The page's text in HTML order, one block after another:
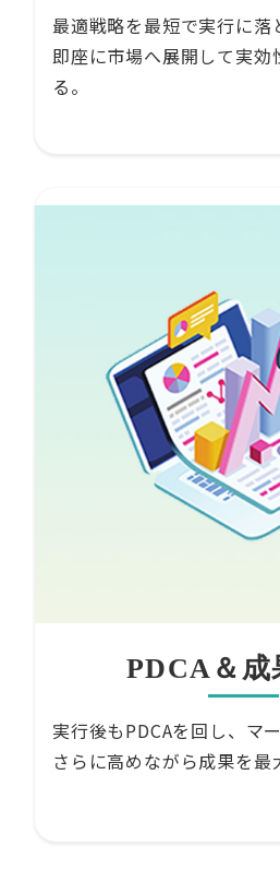
最適戦略を最短で実行に落
即座に市場へ展開して実効
る。
PDCA＆成
実行後もPDCAを回し、マ
さらに高めながら成果を最